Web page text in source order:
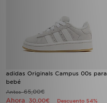
adidas Originals Campus 00s para
bebé
Antes65,00€
Ahora 30,00€ Descuento 54%